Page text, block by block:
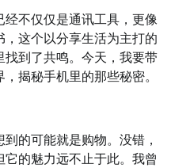
不仅仅是通讯工具，更像
这个以分享生活为主打的
到了共鸣。今天，我要带
揭秘手机里的那些秘密。
的可能就是购物。没错，
的魅力远不止于此。我曾